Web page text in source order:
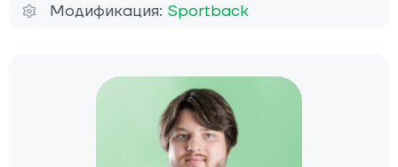
Модификация: Sportback